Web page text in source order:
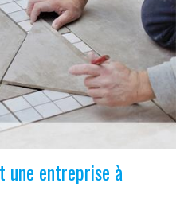
une entreprise à